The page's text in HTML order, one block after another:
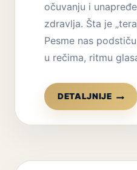
očuvanju i
zdravlja. Šta je
Pesme nas
u rečima, ritmu
DETALJNIJE
TERAPIJA
POEZIJOM
DEO